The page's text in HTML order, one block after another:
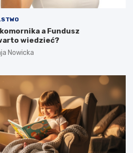
a Fundusz
wiedzieć?
Nowicka